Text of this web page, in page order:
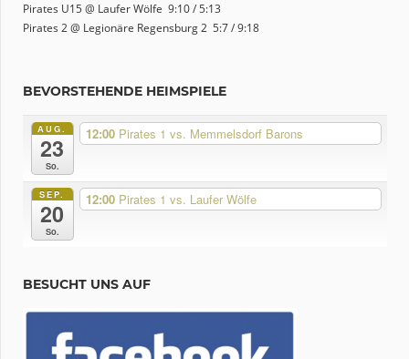
Pirates U15 @ Laufer Wölfe 9:10 / 5:13
Pirates 2 @ Legionäre Regensburg 2 5:7 / 9:18
BEVORSTEHENDE HEIMSPIELE
AUG.
23
So.
12:00 Pirates 1 vs. Memmelsdorf Barons
SEP.
20
So.
12:00 Pirates 1 vs. Laufer Wölfe
BESUCHT UNS AUF